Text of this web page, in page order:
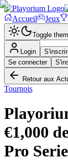
Accueil Jeux
Toggle
Login
Se connecter
Retour aux
Tournois
€1,000
Pro